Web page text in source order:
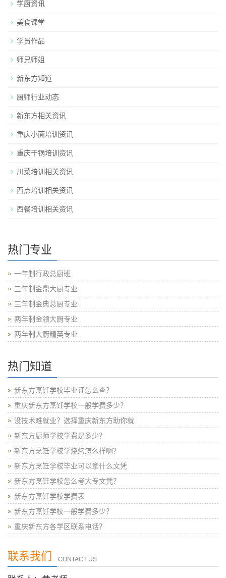
学厨资讯
美食课堂
学员作品
师兄师姐
新东方知道
厨师行业动态
新东方相关资讯
重庆小面培训资讯
重庆干锅培训资讯
川菜培训相关资讯
西点培训相关资讯
西餐培训相关资讯
热门专业
一年制行政总厨班
三年制金鼎大厨专业
三年制金典总厨专业
两年制金领大厨专业
两年制大厨精英专业
热门知道
新东方烹饪学校毕业证怎么查？
重庆新东方烹饪学校一般学费多少？
没技术难就业？选择重庆新东方助你就
新东方厨师学校学费是多少？
新东方烹饪学校学烧烤怎么样啊？
新东方烹饪学校毕业可以拿什么文凭
新东方烹饪学校怎么考大专文凭？
新东方烹饪学校学费表
新东方烹饪学校一般学费多少？
重庆新东方各学区联系电话？
联系我们 CONTACT US